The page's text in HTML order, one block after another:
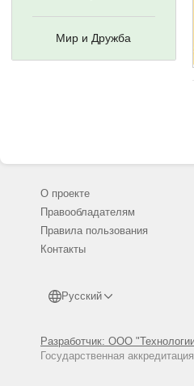
Мир и Дружба
О проекте
Правообладателям
Правила пользования
Контакты
Русский
Разработчик: ООО
Государственная